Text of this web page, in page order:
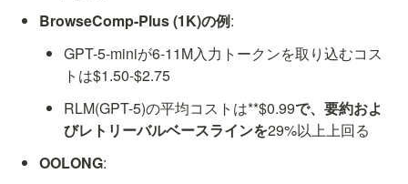
BrowseComp-Plus (1K)の例:
GPT-5-miniが6-11M入力トークンを取り込むコス
トは$1.50-$2.75
RLM(GPT-5)の平均コストは**$0.99で、要約およ
びレトリーバルベースラインを29%以上上回る
OOLONG: